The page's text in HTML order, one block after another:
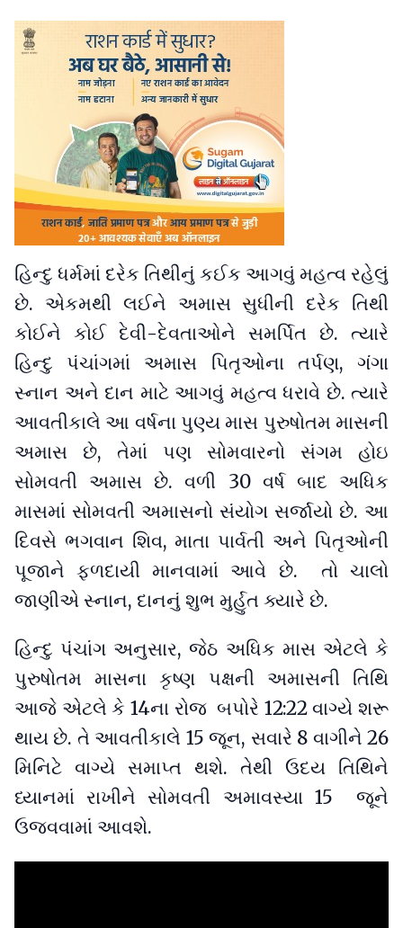
હિન્દુ ધર્મમાં દરેક તિથીનું કઈક આગવું મહત્વ રહેલું
છે. એકમથી લઈને અમાસ સુધીની દરેક તિથી
કોઈને કોઈ દેવી-દેવતાઓને સમર્પિત છે. ત્યારે
હિન્દુ પંચાંગમાં અમાસ પિતૃઓના તર્પણ, ગંગા
સ્નાન અને દાન માટે આગવું મહત્વ ધરાવે છે. ત્યારે
આવતીકાલે આ વર્ષના પુણ્ય માસ પુરુષોતમ માસની
અમાસ છે, તેમાં પણ સોમવારનો સંગમ હોઇ
સોમવતી અમાસ છે. વળી 30 વર્ષ બાદ અધિક
માસમાં સોમવતી અમાસનો સંયોગ સર્જાયો છે. આ
દિવસે ભગવાન શિવ, માતા પાર્વતી અને પિતૃઓની
પૂજાને ફળદાયી માનવામાં આવે છે. તો ચાલો
જાણીએ સ્નાન, દાનનું શુભ મુર્હુત ક્યારે છે.
હિન્દુ પંચાંગ અનુસાર, જેઠ અધિક માસ એટલે કે
પુરુષોતમ માસના કૃષ્ણ પક્ષની અમાસની તિથિ
આજે એટલે કે 14ના રોજ બપોરે 12:22 વાગ્યે શરૂ
થાય છે. તે આવતીકાલે 15 જૂન, સવારે 8 વાગીને 26
મિનિટે વાગ્યે સમાપ્ત થશે. તેથી ઉદય તિથિને
ધ્યાનમાં રાખીને સોમવતી અમાવસ્યા 15 જૂને
ઉજવવામાં આવશે.